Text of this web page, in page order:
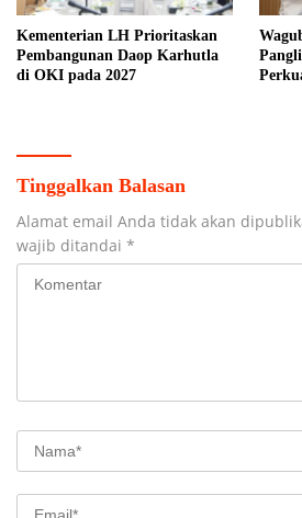
Kementerian LH Prioritaskan
Pembangunan Daop Karhutla
di OKI pada 2027
Tinggalkan Balasan
Alamat email Anda tidak akan
wajib ditandai *